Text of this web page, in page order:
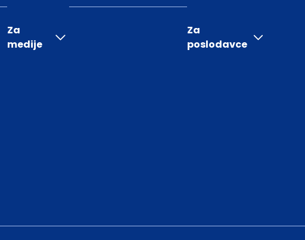
Za
medije
Za
poslodavce